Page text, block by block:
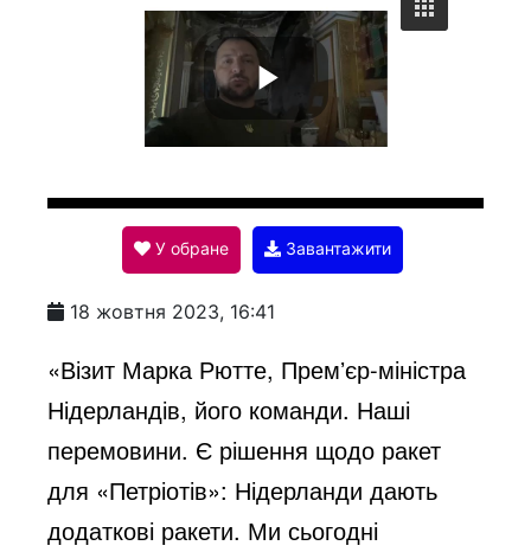
P
l
a
y
V
i
У обране Завантажити
18 жовтня 2023, 16:41
«Візит Марка Рютте, Премʼєр-міністра
Нідерландів, його команди. Наші
перемовини. Є рішення щодо ракет
для «Петріотів»: Нідерланди дають
додаткові ракети. Ми сьогодні